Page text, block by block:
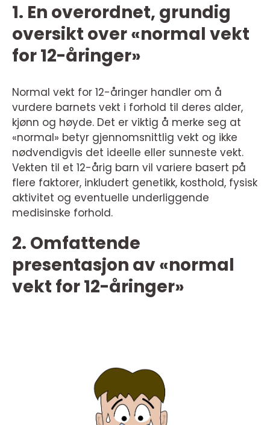
1. En overordnet, grundig
oversikt over «normal vekt
for 12-åringer»
Normal vekt for 12-åringer handler om å
vurdere barnets vekt i forhold til deres alder,
kjønn og høyde. Det er viktig å merke seg at
«normal» betyr gjennomsnittlig vekt og ikke
nødvendigvis det ideelle eller sunneste vekt.
Vekten til et 12-årig barn vil variere basert på
flere faktorer, inkludert genetikk, kosthold, fysisk
aktivitet og eventuelle underliggende
medisinske forhold.
2. Omfattende
presentasjon av «normal
vekt for 12-åringer»